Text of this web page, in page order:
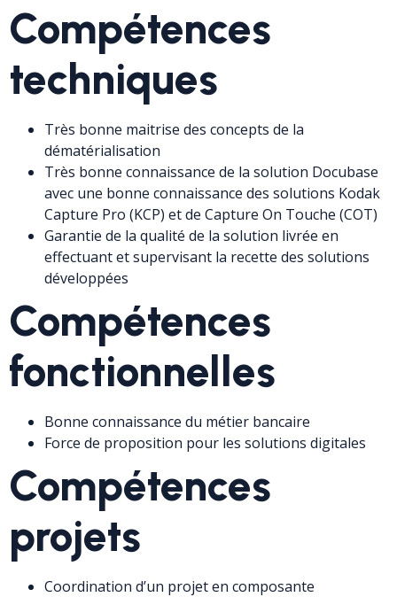
Compétences
techniques
Très bonne maitrise des concepts de la
dématérialisation
Très bonne connaissance de la solution Docubase
avec une bonne connaissance des solutions Kodak
Capture Pro (KCP) et de Capture On Touche (COT)
Garantie de la qualité de la solution livrée en
effectuant et supervisant la recette des solutions
développées
Compétences
fonctionnelles
Bonne connaissance du métier bancaire
Force de proposition pour les solutions digitales
Compétences
projets
Coordination d’un projet en composante